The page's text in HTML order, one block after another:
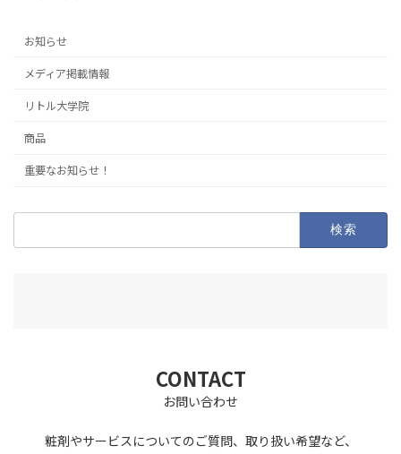
お知らせ
メディア掲載情報
リトル大学院
商品
重要なお知らせ！
検
CONTACT
お問い合わせ
粧剤やサービスについてのご質問、取り扱い希望など、